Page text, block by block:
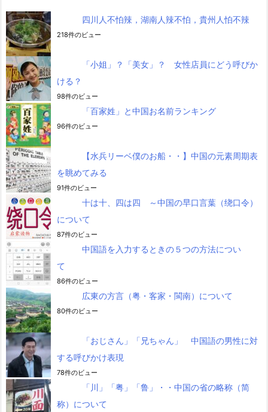
四川人不怕辣，湖南人辣不怕，貴州人怕不辣
218件のビュー
「小姐」？「美女」？ 女性店員にどう呼びか
ける？
98件のビュー
「百家姓」と中国お名前ランキング
96件のビュー
【水兵リーベ僕のお船・・】中国の元素周期表
を眺めてみる
91件のビュー
十は十、四は四 ～中国の早口言葉（绕口令）
について
87件のビュー
中国語を入力するときの５つの方法につい
て
86件のビュー
広東の方言（粤・客家・閩南）について
80件のビュー
「おじさん」「兄ちゃん」 中国語の男性に対
する呼びかけ表現
78件のビュー
「川」「粤」「鲁」・・中国の省の略称（简
称）について